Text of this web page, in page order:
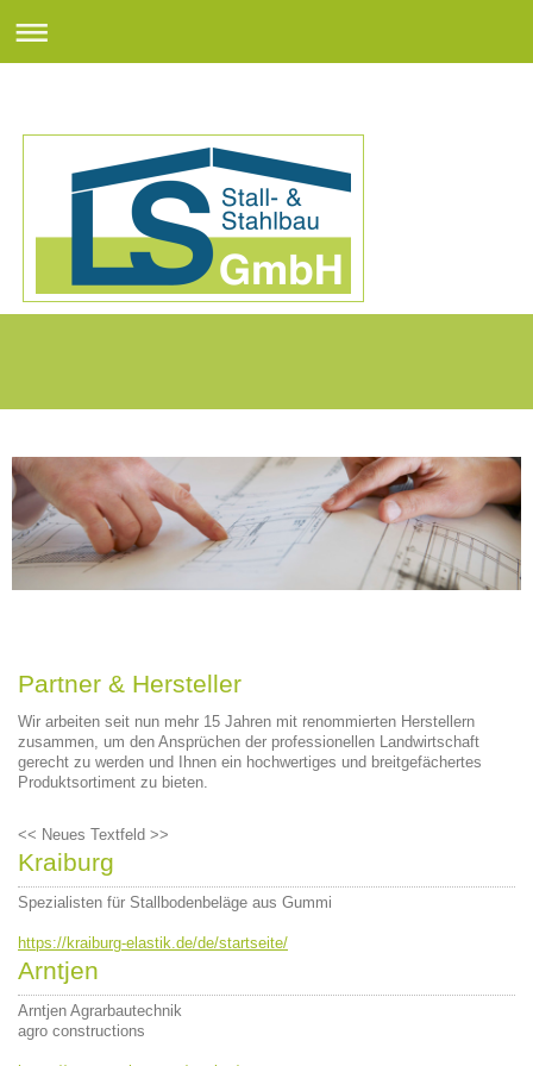
Partner & Hersteller
Wir arbeiten seit nun mehr 15 Jahren mit renommierten Herstellern
zusammen, um den Ansprüchen der professionellen Landwirtschaft
gerecht zu werden und Ihnen ein hochwertiges und breitgefächertes
Produktsortiment zu bieten.
<< Neues Textfeld >>
Kraiburg
Spezialisten für Stallbodenbeläge aus Gummi
https://kraiburg-elastik.de/de/startseite/
Arntjen
Arntjen Agrarbautechnik
agro constructions